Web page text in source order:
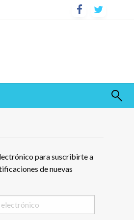
para suscribirte a
de nuevas